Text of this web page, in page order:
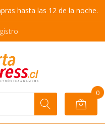
hasta las 12 de la noche.
0